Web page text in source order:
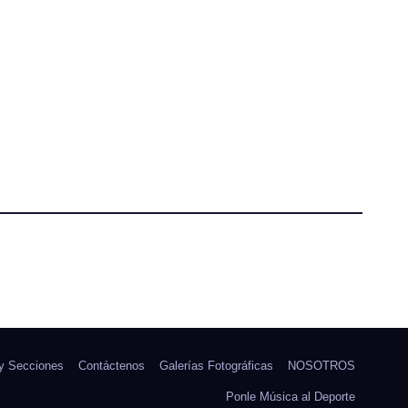
Secciones Contáctenos Galerías Fotográficas NOSOTROS
Ponle Música al Deporte